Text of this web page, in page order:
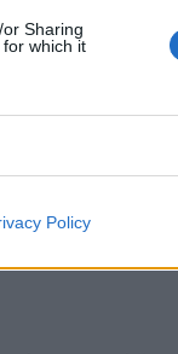
Sharing
which it
Policy
labiau nei
"Nevėžio“